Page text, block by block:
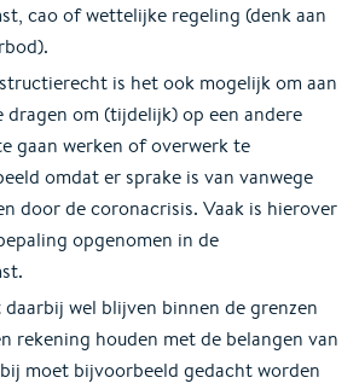
cao of wettelijke regeling (denk aan
is het ook mogelijk om aan
dragen om (tijdelijk) op een andere
gaan werken of overwerk te
omdat er sprake is van vanwege
door de coronacrisis. Vaak is hierover
opgenomen in de
wel blijven binnen de grenzen
rekening houden met de belangen van
moet bijvoorbeeld gedacht worden